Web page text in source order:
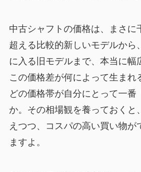
中古シャフトの価格は、まさに
超える比較的新しいモデルから
に入る旧モデルまで、本当に幅
この価格差が何によって生まれ
どの価格帯が自分にとって一番
か。その相場観を養っておくと
えつつ、コスパの高い買い物が
ますよ。